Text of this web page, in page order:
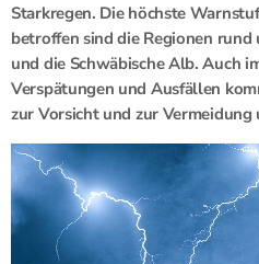
Starkregen. Die höchste
betroffen sind die Regionen rund
und die Schwäbische Alb. Auch
Verspätungen und Ausfällen
zur Vorsicht und zur